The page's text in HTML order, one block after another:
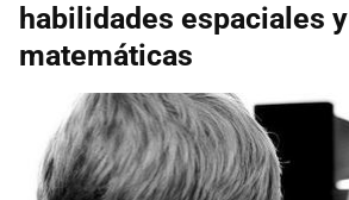
habilidades espaciales y
matemáticas